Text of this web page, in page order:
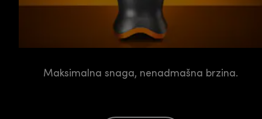
Maksimalna snaga, nenadmašna brzina.